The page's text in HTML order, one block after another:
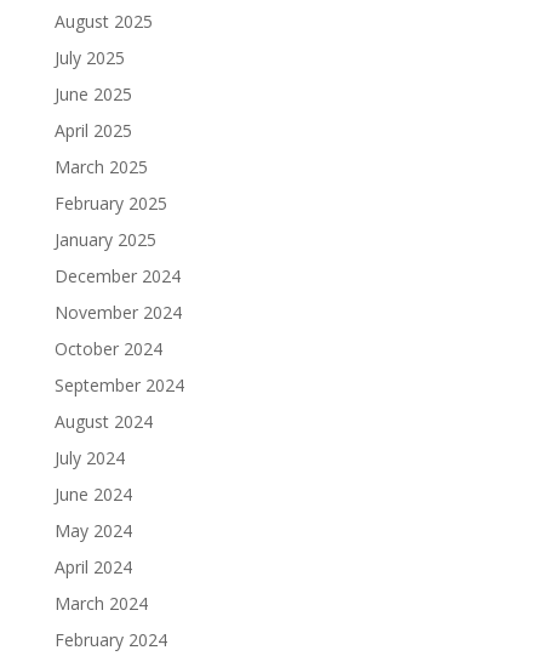
August 2025
July 2025
June 2025
April 2025
March 2025
February 2025
January 2025
December 2024
November 2024
October 2024
September 2024
August 2024
July 2024
June 2024
May 2024
April 2024
March 2024
February 2024